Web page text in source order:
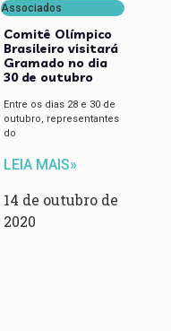
Associados
Comitê Olímpico
Brasileiro visitará
Gramado no dia
30 de outubro
Entre os dias 28 e 30 de
outubro, representantes
do
LEIA MAIS»
14 de outubro de
2020